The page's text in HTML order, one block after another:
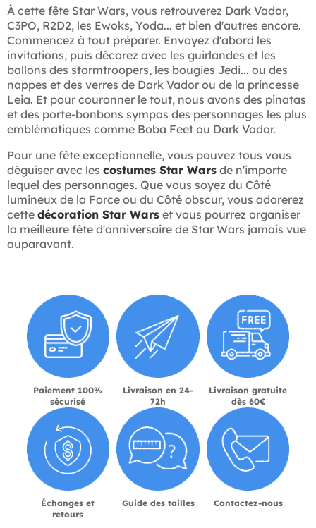
À cette fête Star Wars, vous retrouverez Dark Vador,
C3PO, R2D2, les Ewoks, Yoda... et bien d'autres encore.
Commencez à tout préparer. Envoyez d'abord les
invitations, puis décorez avec les guirlandes et les
ballons des stormtroopers, les bougies Jedi... ou des
nappes et des verres de Dark Vador ou de la princesse
Leia. Et pour couronner le tout, nous avons des pinatas
et des porte-bonbons sympas des personnages les plus
emblématiques comme Boba Feet ou Dark Vador.
Pour une fête exceptionnelle, vous pouvez tous vous
déguiser avec les costumes Star Wars de n'importe
lequel des personnages. Que vous soyez du Côté
lumineux de la Force ou du Côté obscur, vous adorerez
cette décoration Star Wars et vous pourrez organiser
la meilleure fête d'anniversaire de Star Wars jamais vue
auparavant.
Paiement 100%
sécurisé
Livraison en 24-
72h
Livraison gratuite
dès 60€
Échanges et
retours
Guide des tailles Contactez-nous